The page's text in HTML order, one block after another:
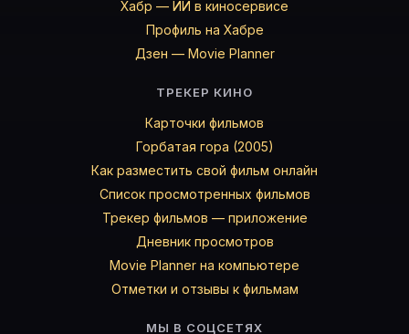
Хабр — ИИ в киносервисе
Профиль на Хабре
Дзен — Movie Planner
ТРЕКЕР КИНО
Карточки фильмов
Горбатая гора (2005)
Как разместить свой фильм онлайн
Список просмотренных фильмов
Трекер фильмов — приложение
Дневник просмотров
Movie Planner на компьютере
Отметки и отзывы к фильмам
МЫ В СОЦСЕТЯХ